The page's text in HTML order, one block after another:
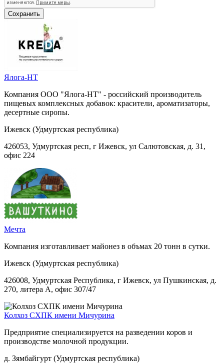
Ялога-НТ
Компания ООО "Ялога-НТ" - российский производитель
пищевых комплексных добавок: красители, ароматизаторы,
десертные сиропы.
Ижевск (Удмуртская республика)
426053, Удмуртская респ, г Ижевск, ул Салютовская, д. 31,
офис 224
Мечта
Компания изготавливает майонез в объмах 20 тонн в сутки.
Ижевск (Удмуртская республика)
426008, Удмуртская Республика, г Ижевск, ул Пушкинская, д.
270, литера А, офис 307/47
Колхоз СХПК имени Мичурина
Предприятие специализируется на разведении коров и
производстве молочной продукции.
д. Зямбайгурт (Удмуртская республика)